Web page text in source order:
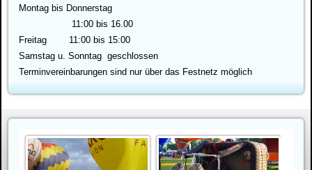
Montag bis Donnerstag
11:00 bis 16.00
Freitag 11:00 bis 15:00
Samstag u. Sonntag geschlossen
Terminvereinbarungen sind nur über das Festnetz möglich